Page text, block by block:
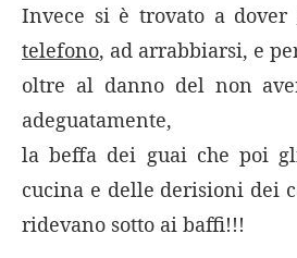
Invece si è trovato a dover
telefono, ad arrabbiarsi, e
oltre al danno del non
adeguatamente,
la beffa dei guai che poi
cucina e delle derisioni dei
ridevano sotto ai baffi!!!